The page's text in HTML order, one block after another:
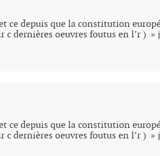
ce depuis que la constitution
c dernières oeuvres foutus en l’r ) »
ce depuis que la constitution
c dernières oeuvres foutus en l’r ) »